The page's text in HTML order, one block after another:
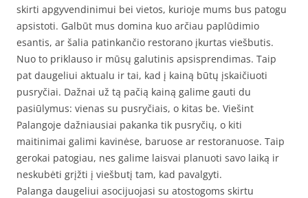
skirti apgyvendinimui bei vietos, kurioje mums bus patogu
apsistoti. Galbūt mus domina kuo arčiau paplūdimio
esantis, ar šalia patinkančio restorano įkurtas viešbutis.
Nuo to priklauso ir mūsų galutinis apsisprendimas. Taip
pat daugeliui aktualu ir tai, kad į kainą būtų įskaičiuoti
pusryčiai. Dažnai už tą pačią kainą galime gauti du
pasiūlymus: vienas su pusryčiais, o kitas be. Viešint
Palangoje dažniausiai pakanka tik pusryčių, o kiti
maitinimai galimi kavinėse, baruose ar restoranuose. Taip
gerokai patogiau, nes galime laisvai planuoti savo laiką ir
neskubėti grįžti į viešbutį tam, kad pavalgyti.
Palanga daugeliui asocijuojasi su atostogoms skirtu